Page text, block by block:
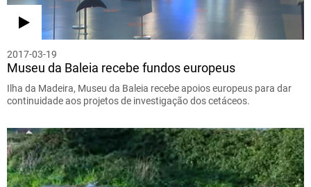
2017-03-19
Museu da Baleia recebe fundos europeus
Ilha da Madeira, Museu da Baleia recebe apoios europeus para dar
continuidade aos projetos de investigação dos cetáceos.